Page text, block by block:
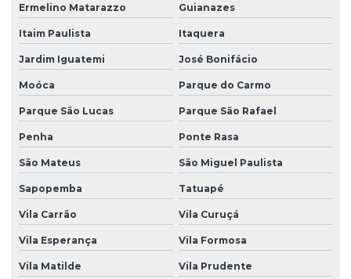
Plano de controle de emissões atmosféricas
Plano de gerenciamento de resíduos
Plano de gerenciamento de resíduos pgrss
Plano de supervisão ambiental
Prad licenciamento ambiental
Programa de supervisão ambiental
Projeto de compensação ambiental
Projeto depósito de agrotóxicos
Projeto de recuperação de áreas degradadas
Ermelino Matarazzo Guianazes
Itaim Paulista Itaquera
Jardim Iguatemi José Bonifácio
Moóca Parque do Carmo
Parque São Lucas Parque São Rafael
Penha Ponte Rasa
São Mateus São Miguel Paulista
Sapopemba Tatuapé
Vila Carrão Vila Curuçá
Vila Esperança Vila Formosa
Vila Matilde
Vila Prudente